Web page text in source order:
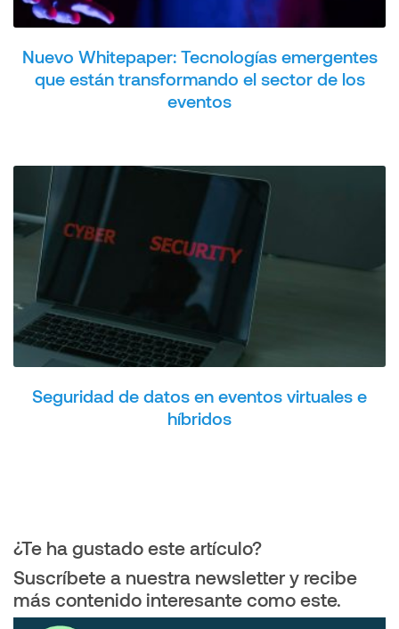
Nuevo Whitepaper: Tecnologías emergentes
que están transformando el sector de los
eventos
Seguridad de datos en eventos virtuales e
híbridos
¿Te ha gustado este artículo?
Suscríbete a nuestra newsletter y recibe
más contenido interesante como este.